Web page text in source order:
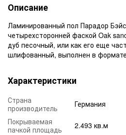
Описание
Ламинированный пол Парадор
четырехсторонней фаской Oak
дуб песочный, или как его еще
шлифованный, выполнен в
Характеристики
Страна
производитель
Германия
Покрываемая
пачкой площадь
2.493 кв.м